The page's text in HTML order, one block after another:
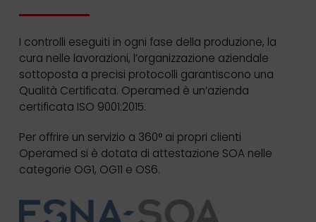
I controlli eseguiti in ogni fase della produzione, la
cura nelle lavorazioni, l’organizzazione aziendale
sottoposta a precisi protocolli garantiscono una
Qualità Certificata. Operamed è un’azienda
certificata ISO 9001:2015.
Per offrire un servizio a 360° ai propri clienti
Operamed si è dotata di attestazione SOA nelle
categorie OG1, OG11 e OS6.